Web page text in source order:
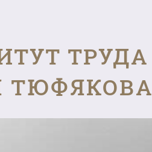
ТРУДА
ТЮФЯКОВА